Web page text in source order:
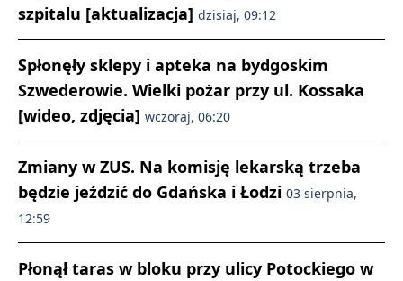
szpitalu [aktualizacja] dzisiaj, 09:12
Spłonęły sklepy i apteka na bydgoskim
Szwederowie. Wielki pożar przy ul. Kossaka
[wideo, zdjęcia] wczoraj, 06:20
Zmiany w ZUS. Na komisję lekarską trzeba
będzie jeździć do Gdańska i Łodzi 03 sierpnia,
12:59
Płonął taras w bloku przy ulicy Potockiego w